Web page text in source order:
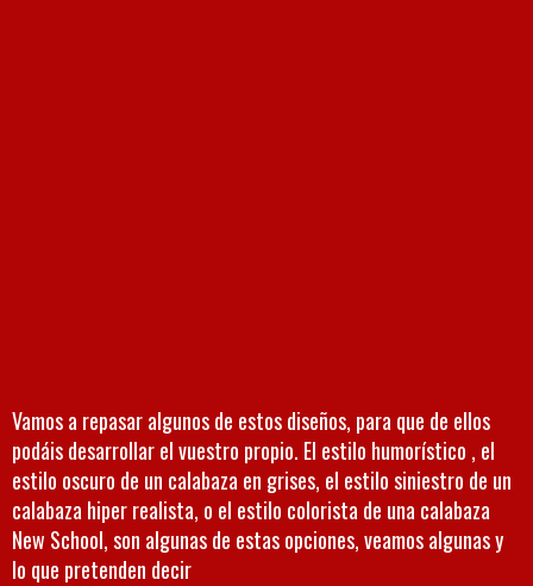
Vamos a repasar algunos de estos diseños, para que de ellos
podáis desarrollar el vuestro propio. El estilo humorístico , el
estilo oscuro de un calabaza en grises, el estilo siniestro de un
calabaza hiper realista, o el estilo colorista de una calabaza
New School, son algunas de estas opciones, veamos algunas y
lo que pretenden decir